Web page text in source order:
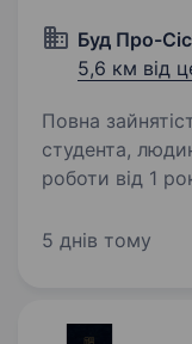
Буд Про-
5,6 км від
Повна
студента,
роботи від 1 року. Буд ПРО- Сістемс
ремонтних
комірника,
5 днів тому